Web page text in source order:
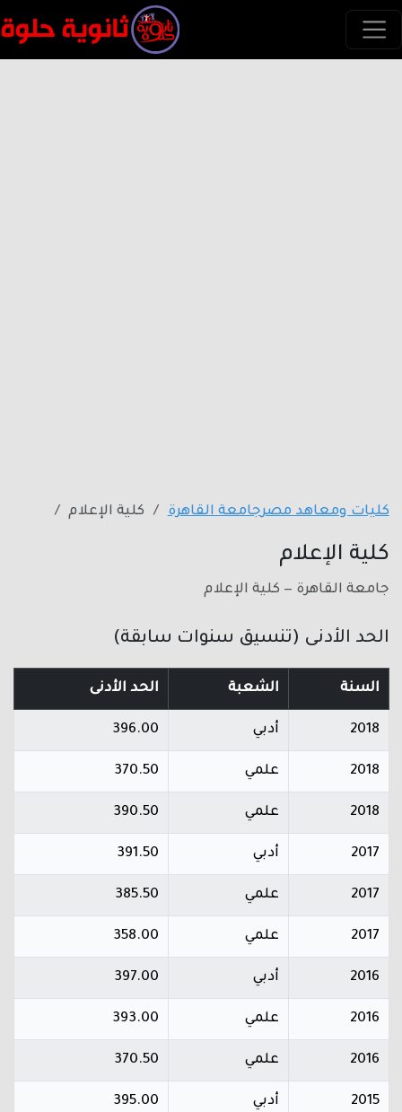
كليات ومعاهد مصرجامعة القاهرة كلية الإعلام
كلية الإعلام
جامعة القاهرة — كلية الإعلام
الحد الأدنى (تنسيق سنوات سابقة)
السنة الشعبة الحد الأدنى
2018 أدبي 396.00
2018 علمي 370.50
2018 علمي 390.50
2017 أدبي 391.50
2017 علمي 385.50
2017 علمي 358.00
2016 أدبي 397.00
2016 علمي 393.00
2016 علمي 370.50
2015 أدبي 395.00